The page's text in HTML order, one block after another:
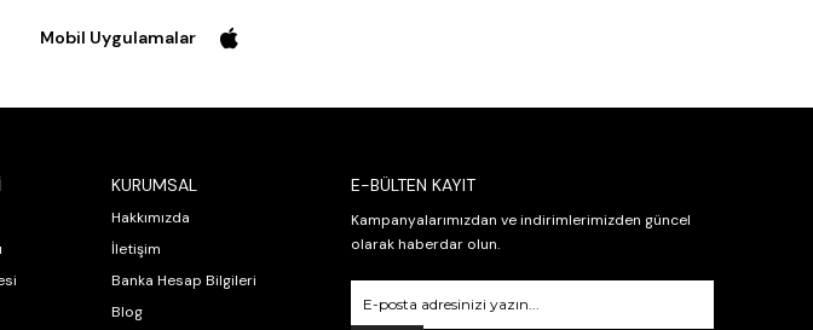
Mobil Uygulamalar
KURUMSAL
Hakkımızda
İletişim
Banka Hesap Bilgileri
Blog
E-BÜLTEN KAYIT
Kampanyalarımızdan ve indirimlerimizden güncel
olarak haberdar olun.